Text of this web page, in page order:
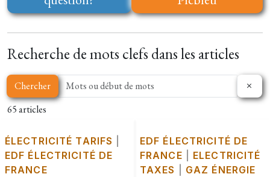
Recherche de mots clefs dans les articles
Chercher
65 articles
ÉLECTRICITÉ TARIFS
EDF ÉLECTRICITÉ DE
FRANCE
EDF ÉLECTRICITÉ DE
FRANCE
ELECTRICITÉ
TAXES
GAZ ÉNERGIE